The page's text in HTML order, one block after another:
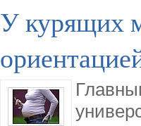
У курящих